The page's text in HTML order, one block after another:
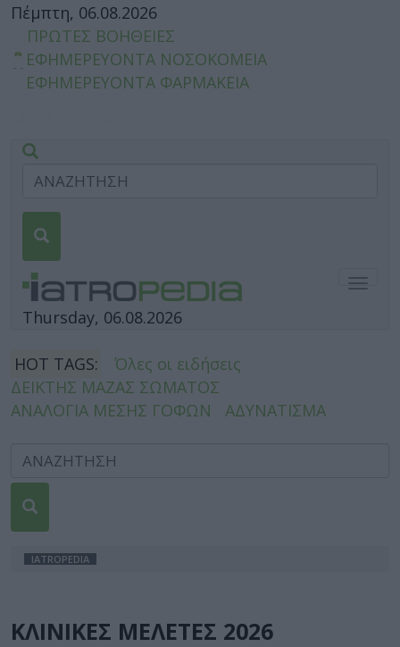
Πέμπτη, 06.08.2026
ΠΡΩΤΕΣ ΒΟΗΘΕΙΕΣ
ΕΦΗΜΕΡΕΥΟΝΤΑ ΝΟΣΟΚΟΜΕΙΑ
ΕΦΗΜΕΡΕΥΟΝΤΑ ΦΑΡΜΑΚΕΙΑ
Thursday, 06.08.2026
HOT TAGS:
Όλες οι ειδήσεις
ΔΕΙΚΤΗΣ ΜΑΖΑΣ ΣΩΜΑΤΟΣ
ΑΝΑΛΟΓΙΑ ΜΕΣΗΣ ΓΟΦΩΝ
ΑΔΥΝΑΤΙΣΜΑ
IATROPEDIA
ΚΛΙΝΙΚΕΣ ΜΕΛΕΤΕΣ 2026